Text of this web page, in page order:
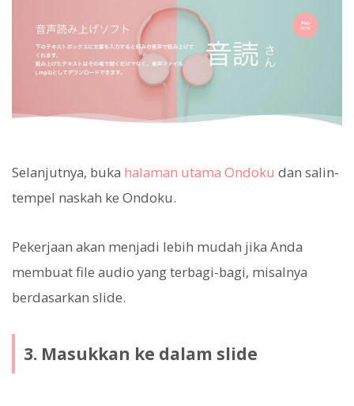
Selanjutnya, buka halaman utama Ondoku dan salin-
tempel naskah ke Ondoku.
Pekerjaan akan menjadi lebih mudah jika Anda
membuat file audio yang terbagi-bagi, misalnya
berdasarkan slide.
3. Masukkan ke dalam slide